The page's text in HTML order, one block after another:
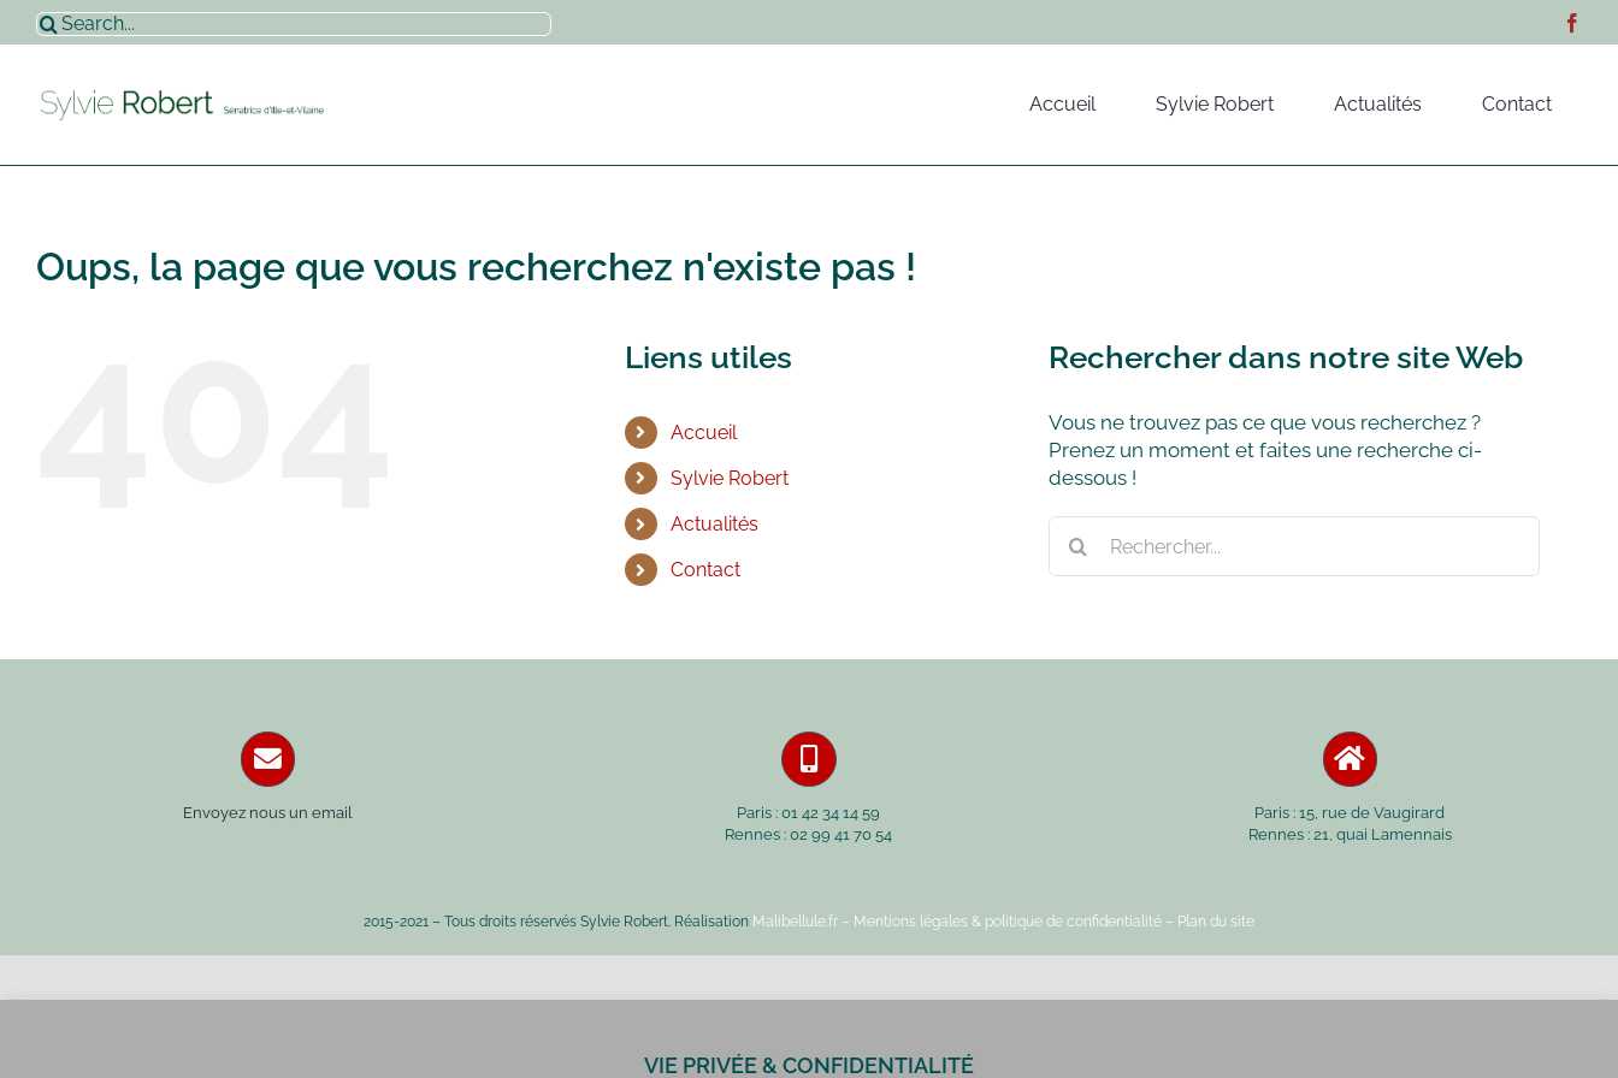
Passer
au
Rechercher:
Accueil Sylvie Robert Actualités Contact
Oups, la page que vous recherchez n'existe pas !
Liens utiles
Accueil
Sylvie Robert
Actualités
Contact
Rechercher dans notre site Web
Vous ne trouvez pas ce que vous recherchez ?
Prenez un moment et faites une recherche ci-
dessous !
Envoyez nous un email
Paris : 01 42 34 14 59
Rennes : 02 99 41 70 54
Paris : 15, rue de Vaugirard
Rennes : 21, quai Lamennais
2015-2021 – Tous droits réservés Sylvie Robert. Réalisation Malibellule.fr – Mentions légales & politique de confidentialité – Plan du site
VIE PRIVÉE & CONFIDENTIALITÉ